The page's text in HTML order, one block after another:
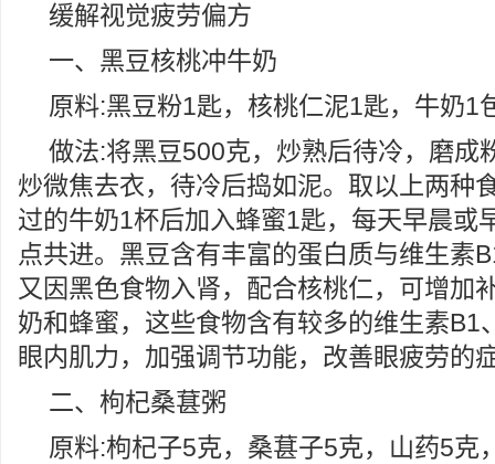
缓解视觉疲劳偏方
一、黑豆核桃冲牛奶
原料:黑豆粉1匙，核桃仁泥1匙，牛奶1
做法:将黑豆500克，炒熟后待冷，磨成
炒微焦去衣，待冷后捣如泥。取以上两种
过的牛奶1杯后加入蜂蜜1匙，每天早晨或
点共进。黑豆含有丰富的蛋白质与维生素
又因黑色食物入肾，配合核桃仁，可增加
奶和蜂蜜，这些食物含有较多的维生素B1
眼内肌力，加强调节功能，改善眼疲劳的
二、枸杞桑葚粥
原料:枸杞子5克，桑葚子5克，山药5克